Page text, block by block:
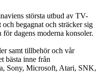
största utbud av TV-
begagnat och sträcker sig
för dagens moderna konsoler.
samt tillbehör och vår
bästa inne från
Sony, Microsoft, Atari, SNK,